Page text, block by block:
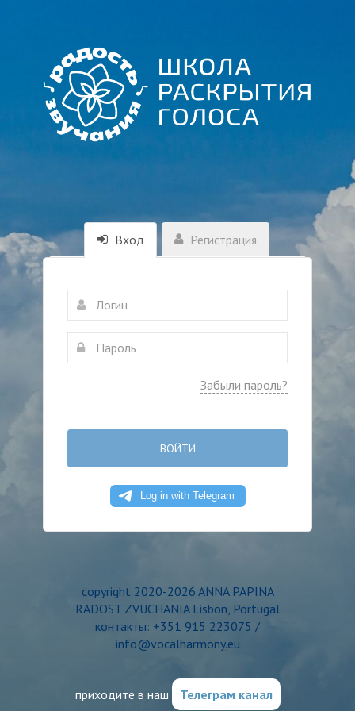
Вход Регистрация
Забыли пароль?
ВОЙТИ
copyright 2020-2026 ANNA PAPINA
RADOST ZVUCHANIA Lisbon, Portugal
контакты: +351 915 223075 /
info@vocalharmony.eu
приходите в наш Телеграм канал